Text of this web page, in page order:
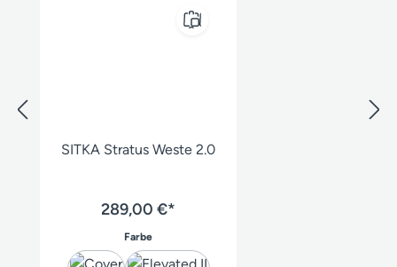
SITKA Stratus Weste 2.0
289,00 €*
Farbeauswählen